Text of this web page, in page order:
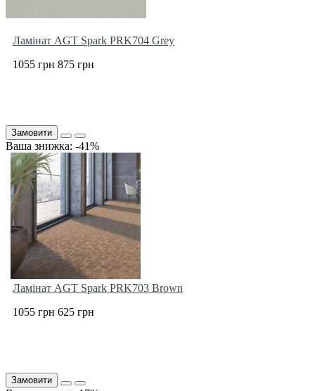
Ламінат AGT Spark PRK704 Grey
1055 грн 875 грн
Замовити
Ваша знижка: -41%
Ламінат AGT Spark PRK703 Brown
1055 грн 625 грн
Замовити